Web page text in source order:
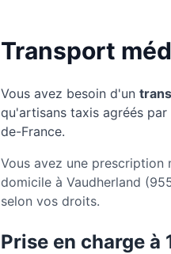
Transport
Vous avez besoin d'un
qu'artisans taxis agréés
de-France.
Vous avez une
domicile à Vaudherland
selon vos droits.
Prise en charge à